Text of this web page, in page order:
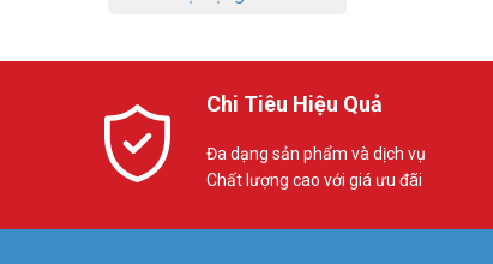
Chi Tiêu Hiệu Quả
Đa dạng sản phẩm và dịch vụ
Chất lượng cao với giá ưu đãi